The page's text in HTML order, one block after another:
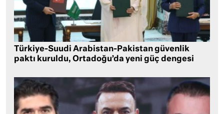
Türkiye-Suudi Arabistan-Pakistan güvenlik
paktı kuruldu, Ortadoğu’da yeni güç dengesi